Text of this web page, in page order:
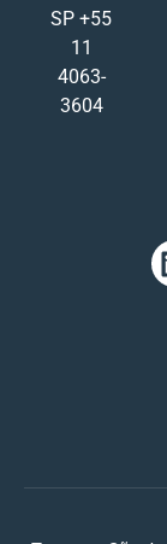
SP +55
11
4063-
3604